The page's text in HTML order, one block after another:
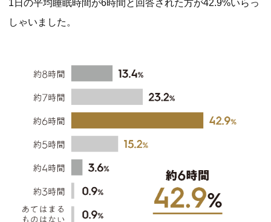
1日の平均睡眠時間が6時間と回答された方が42.9%いらっ
しゃいました。